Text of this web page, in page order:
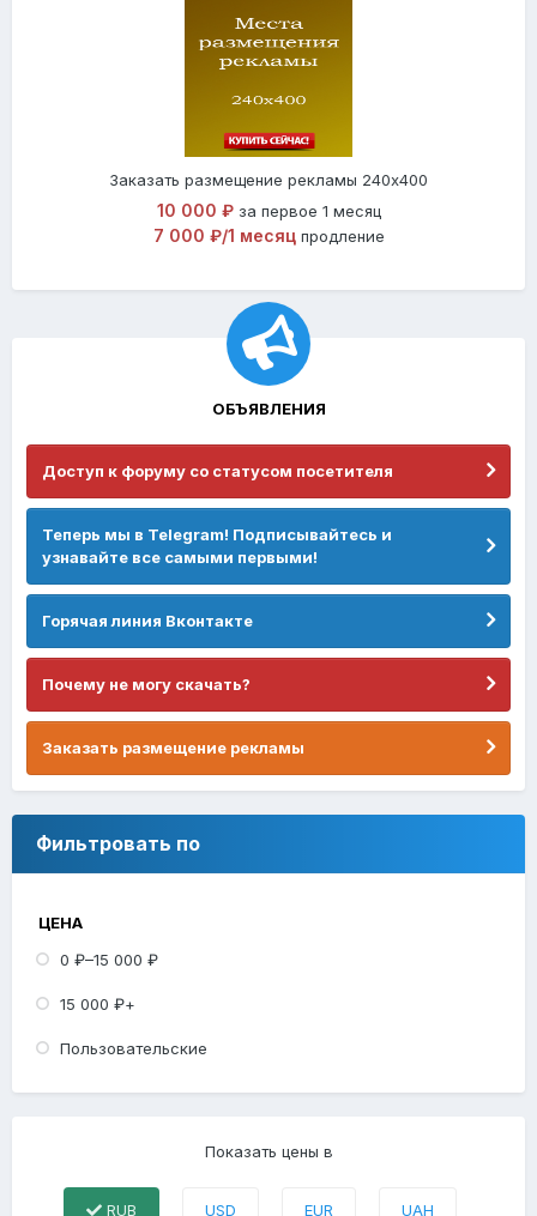
Заказать размещение рекламы 240x400
10 000 ₽ за первое 1 месяц
7 000 ₽/1 месяц продление
ОБЪЯВЛЕНИЯ
Доступ к форуму со статусом посетителя
Теперь мы в Telegram! Подписывайтесь и
узнавайте все самыми первыми!
Горячая линия Вконтакте
Почему не могу скачать?
Заказать размещение рекламы
Фильтровать по
ЦЕНА
0 ₽–15 000 ₽
15 000 ₽+
Пользовательские
Показать цены в
RUB USD EUR UAH